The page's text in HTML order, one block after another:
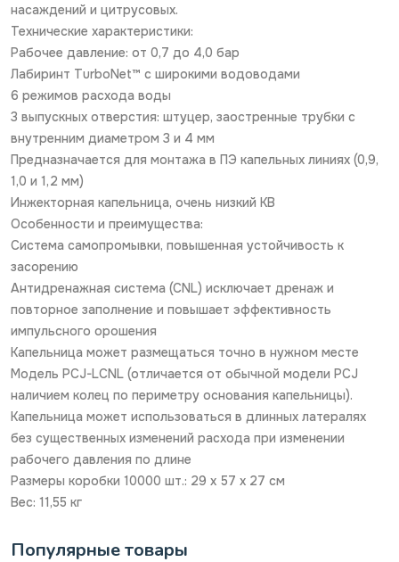
насаждений и цитрусовых.
Технические характеристики:
Рабочее давление: от 0,7 до 4,0 бар
Лабиринт TurboNet™ с широкими водоводами
6 режимов расхода воды
3 выпускных отверстия: штуцер, заостренные трубки с
внутренним диаметром 3 и 4 мм
Предназначается для монтажа в ПЭ капельных линиях (0,9,
1,0 и 1,2 мм)
Инжекторная капельница, очень низкий КВ
Особенности и преимущества:
Система самопромывки, повышенная устойчивость к
засорению
Антидренажная система (CNL) исключает дренаж и
повторное заполнение и повышает эффективность
импульсного орошения
Капельница может размещаться точно в нужном месте
Модель PCJ-LCNL (отличается от обычной модели PCJ
наличием колец по периметру основания капельницы).
Капельница может использоваться в длинных латералях
без существенных изменений расхода при изменении
рабочего давления по длине
Размеры коробки 10000 шт.: 29 х 57 х 27 см
Вес: 11,55 кг
Популярные товары